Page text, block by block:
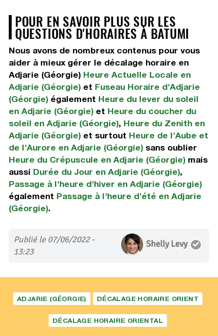
POUR EN SAVOIR PLUS SUR LES
QUESTIONS D'HORAIRES À BATUMI
Nous avons de nombreux contenus pour vous
aider à mieux gérer le décalage horaire en
Adjarie (Géorgie) Heure Actuelle Locale en
Adjarie (Géorgie)et Fuseau Horaire d'Adjarie
(Géorgie)également Heure du lever du soleil
en Adjarie (Géorgie)et Heure du coucher du
soleil en Adjarie (Géorgie), Heure du Zenith en
Adjarie (Géorgie)et surtout Heure de l'Aube et
de l'Aurore en Adjarie (Géorgie)sans oublier
Heure du Crépuscule en Adjarie (Géorgie)mais
aussi Durée du Jour en Adjarie (Géorgie),
Passage à l'heure d'hiver en Adjarie (Géorgie)
également Passage à l'heure d'été en Adjarie
(Géorgie).
Publié le 07/06/2022 -
13:23
Shelly Levy
ADJARIE (GÉORGIE) DÉCALAGE HORAIRE ORIENT
DÉCALAGE HORAIRE ORIENTAL